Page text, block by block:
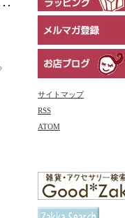
サイトマップ
RSS
ATOM